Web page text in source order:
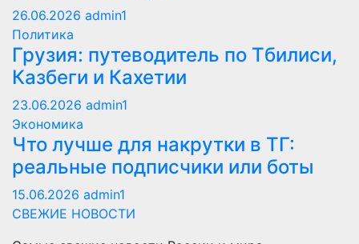
26.06.2026 admin1
Политика
Грузия: путеводитель по Тбилиси,
Казбеги и Кахетии
23.06.2026 admin1
Экономика
Что лучше для накрутки в ТГ:
реальные подписчики или боты
15.06.2026 admin1
СВЕЖИЕ НОВОСТИ